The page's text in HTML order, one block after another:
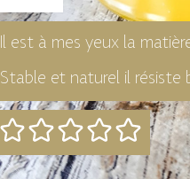
Il est à mes yeux la
Stable et naturel il résiste